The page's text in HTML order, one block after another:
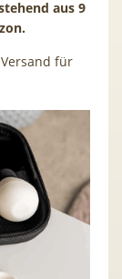
aus 9
für